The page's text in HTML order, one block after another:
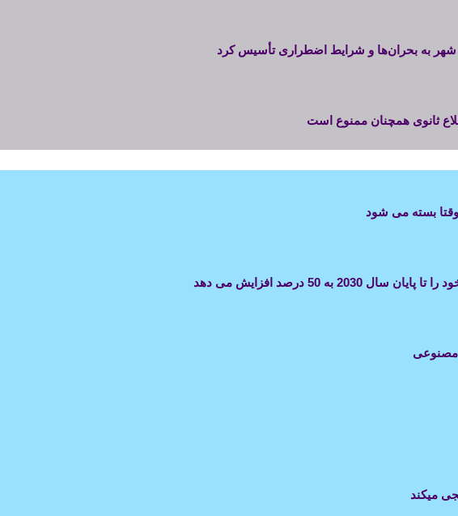
شهر به بحران‌ها و شرایط اضطراری تأسیس کرد
ثانوی همچنان ممنوع است
بسته می شود
به 50 درصد افزایش می دهد
مصنوعی
میکند